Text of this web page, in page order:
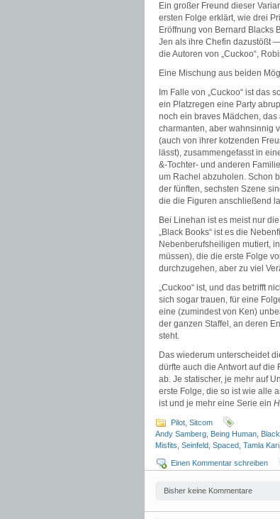
Ein großer Freund dieser
ersten Folge erklärt, wie drei
Eröffnung von Bernard Blacks
Jen als ihre Chefin dazustößt
die Autoren von „Cuckoo“,
Eine Mischung aus beiden
Im Falle von „Cuckoo“ ist das
ein Platzregen eine Party
noch ein braves Mädchen,
charmanten, aber wahnsinnig
(auch von ihrer kotzenden
lässt), zusammengefasst in
&-Tochter- und anderen
um Rachel abzuholen. Schon
der fünften, sechsten Szene
die die Figuren anschließend
Bei Linehan ist es meist nur
„Black Books“ ist es die
Nebenberufsheiligen mutiert,
müssen), die die erste Folge
durchzugehen, aber zu viel
„Cuckoo“ ist, und das betrifft
sich sogar trauen, für eine
eine (zumindest von Ken)
der ganzen Staffel, an deren
steht.
Das wiederum unterscheidet
dürfte auch die Antwort auf die
ab. Je statischer, je mehr auf
erste Folge, die so ist wie alle
ist und je mehr eine Serie ein
Pilot Sitcom
Andy Samberg Being Human
Misfits Seinfeld Spaced Tamla Kari
Einen Kommentar schreiben
Bisher keine Kommentare